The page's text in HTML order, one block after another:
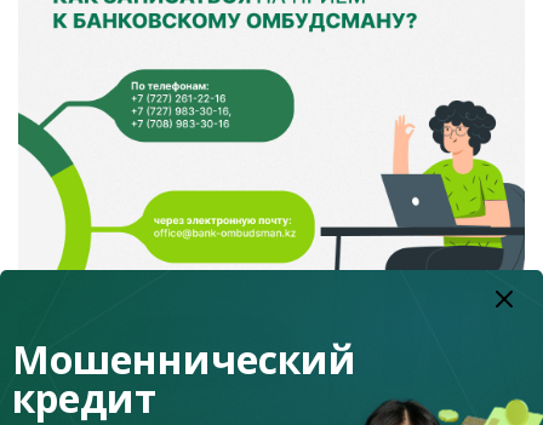
Мошеннический
кредит